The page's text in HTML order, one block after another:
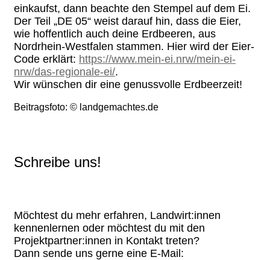
einkaufst, dann beachte den Stempel auf dem Ei.
Der Teil „DE 05“ weist darauf hin, dass die Eier,
wie hoffentlich auch deine Erdbeeren, aus
Nordrhein-Westfalen stammen. Hier wird der Eier-
Code erklärt: https://www.mein-ei.nrw/mein-ei-
nrw/das-regionale-ei/.
Wir wünschen dir eine genussvolle Erdbeerzeit!
Beitragsfoto: © landgemachtes.de
Schreibe uns!
Möchtest du mehr erfahren, Landwirt:innen
kennenlernen oder möchtest du mit den
Projektpartner:innen in Kontakt treten?
Dann sende uns gerne eine E-Mail: